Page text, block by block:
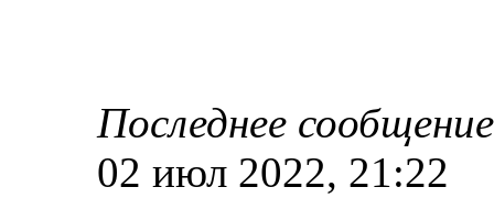
Последнее
02 июл 2022, 21:22